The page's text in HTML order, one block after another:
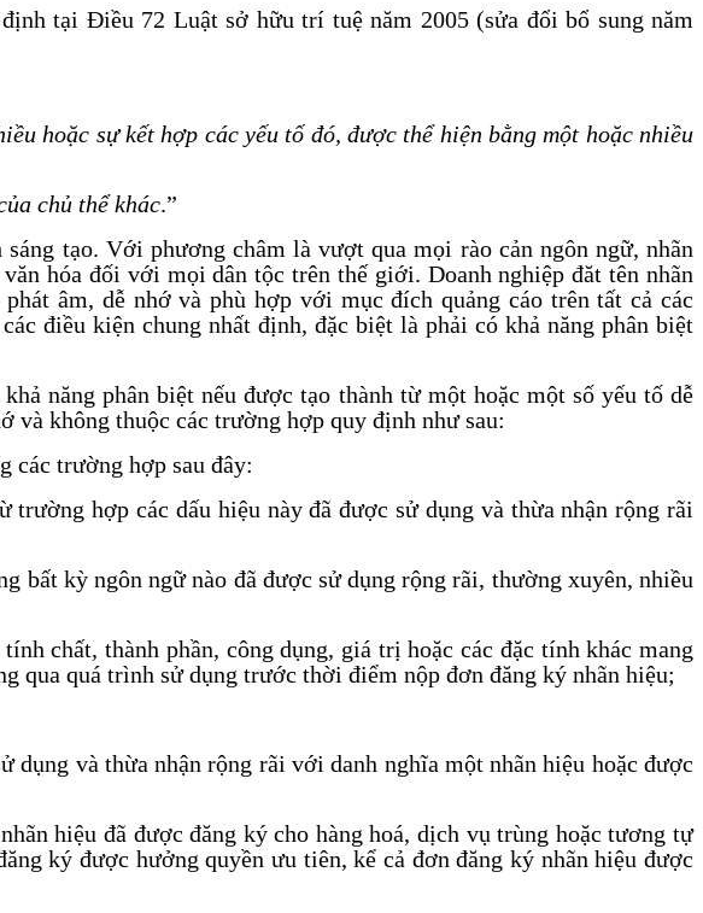
tại Điều 72 Luật sở hữu trí tuệ năm 2005 (sửa đổi bổ sung năm
hoặc sự kết hợp các yếu tố đó, được thể hiện bằng một hoặc nhiều
chủ thể khác.”
tạo. Với phương châm là vượt qua mọi rào cản ngôn ngữ, nhãn
hóa đối với mọi dân tộc trên thế giới. Doanh nghiệp đăt tên nhãn
âm, dễ nhớ và phù hợp với mục đích quảng cáo trên tất cả các
điều kiện chung nhất định, đặc biệt là phải có khả năng phân biệt
năng phân biệt nếu được tạo thành từ một hoặc một số yếu tố dễ
và không thuộc các trường hợp quy định như sau:
các trường hợp sau đây:
hợp các dấu hiệu này đã được sử dụng và thừa nhận rộng rãi
bất kỳ ngôn ngữ nào đã được sử dụng rộng rãi, thường xuyên, nhiều
chất, thành phần, công dụng, giá trị hoặc các đặc tính khác mang
qua quá trình sử dụng trước thời điểm nộp đơn đăng ký nhãn hiệu;
và thừa nhận rộng rãi với danh nghĩa một nhãn hiệu hoặc được
hiệu đã được đăng ký cho hàng hoá, dịch vụ trùng hoặc tương tự
ký được hưởng quyền ưu tiên, kể cả đơn đăng ký nhãn hiệu được